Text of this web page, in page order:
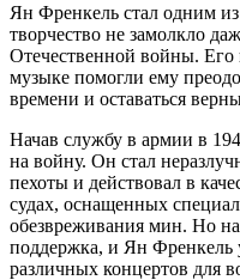
Ян Френкель стал одним
творчество не замолкло
Отечественной войны.
музыке помогли ему
времени и оставаться
Начав службу в армии в
на войну. Он стал
пехоты и действовал в
судах, оснащенных
обезвреживания мин. Но
поддержка, и Ян Френкель
различных концертов для